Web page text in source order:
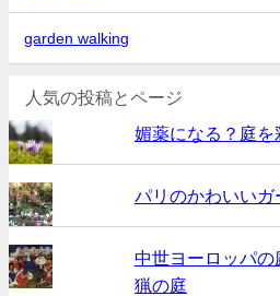
garden walking
人気の投稿とページ
媚薬になる？庭を
パリのかわいい
中世ヨーロッパの
猟の庭